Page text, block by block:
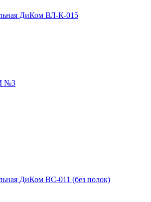
ДиКом ВЛ-К-015
№3
ДиКом ВС-011 (без полок)